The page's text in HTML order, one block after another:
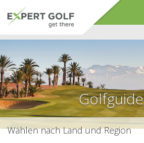
Golfguide
Wählen nach Land und Region